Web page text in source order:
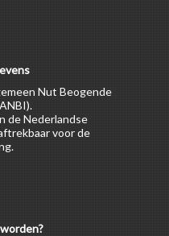
Nut Beogende
de Nederlandse
voor de